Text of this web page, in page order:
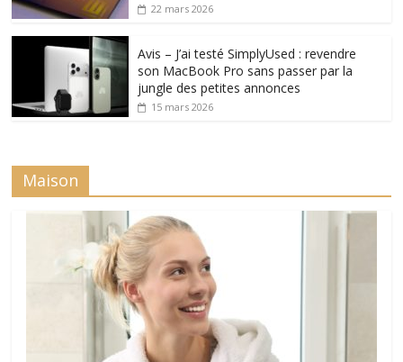
22 mars 2026
Avis – J’ai testé SimplyUsed : revendre
son MacBook Pro sans passer par la
jungle des petites annonces
15 mars 2026
Maison